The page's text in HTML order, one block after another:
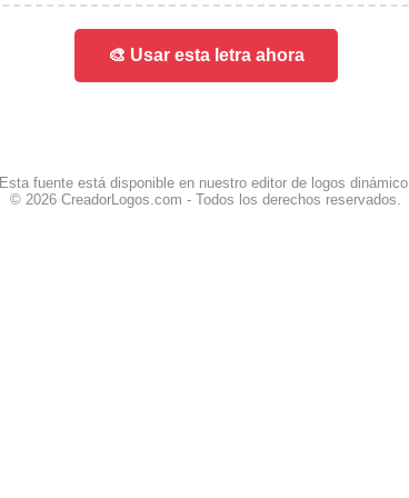
🎨 Usar esta letra ahora
Esta fuente está disponible en nuestro editor de logos dinámico.
© 2026 CreadorLogos.com - Todos los derechos reservados.